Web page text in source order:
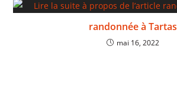
randonnée à Tartas
mai 16, 2022